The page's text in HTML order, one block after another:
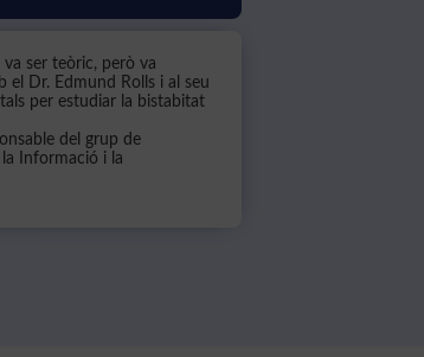
ser teòric, però va
el Dr. Edmund Rolls i al seu
per estudiar la bistabitat
del grup de
Informació i la